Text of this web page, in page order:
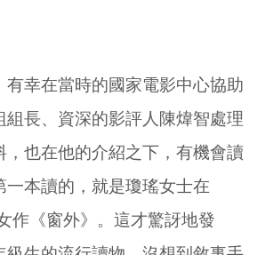
幸在當時的國家電影中心協助
組長、資深的影評人陳煒智處理
，也在他的介紹之下，有機會讀
一本讀的，就是瓊瑤女士在
作《窗外》。這才驚訝地發